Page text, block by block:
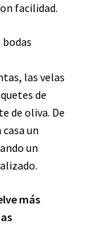
facilidad.
las velas
de
de oliva. De
un
un
más